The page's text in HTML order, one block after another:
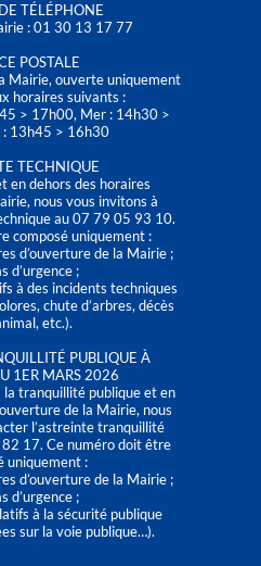
TÉLÉPHONE
: 01 30 13 17 77
POSTALE
Mairie, ouverte uniquement
horaires suivants :
> 17h00, Mer : 14h30 >
: 13h45 > 16h30
TECHNIQUE
en dehors des horaires
nous vous invitons à
au 07 79 05 93 10.
composé uniquement :
d’ouverture de la Mairie ;
d’urgence ;
à des incidents techniques
chute d’arbres, décès
etc.).
PUBLIQUE À
1ER MARS 2026
la tranquillité publique et en
de la Mairie, nous
l’astreinte tranquillité
17. Ce numéro doit être
uniquement :
d’ouverture de la Mairie ;
d’urgence ;
à la sécurité publique
sur la voie publique…).